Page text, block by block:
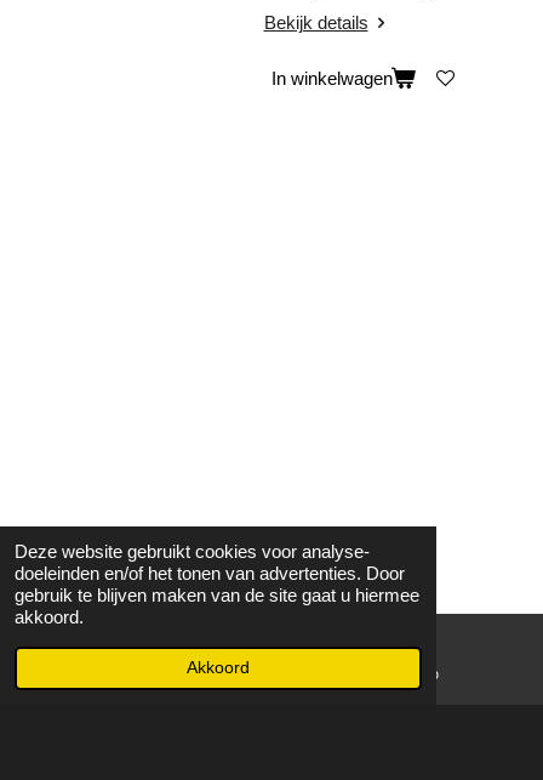
Deze website gebruikt cookies voor analyse-
doeleinden en/of het tonen van advertenties. Door
gebruik te blijven maken van de site gaat u hiermee
akkoord.
Akkoord
Bekijk details
In winkelwagen
WhatsApp